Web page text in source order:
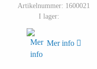
Artikelnummer: 1600021
I lager:
Mer info